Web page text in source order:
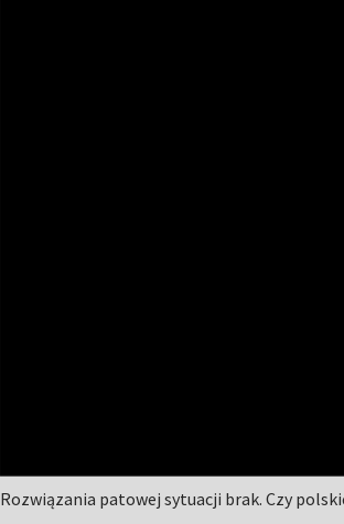
Rozwiązania patowej sytuacji brak. Czy